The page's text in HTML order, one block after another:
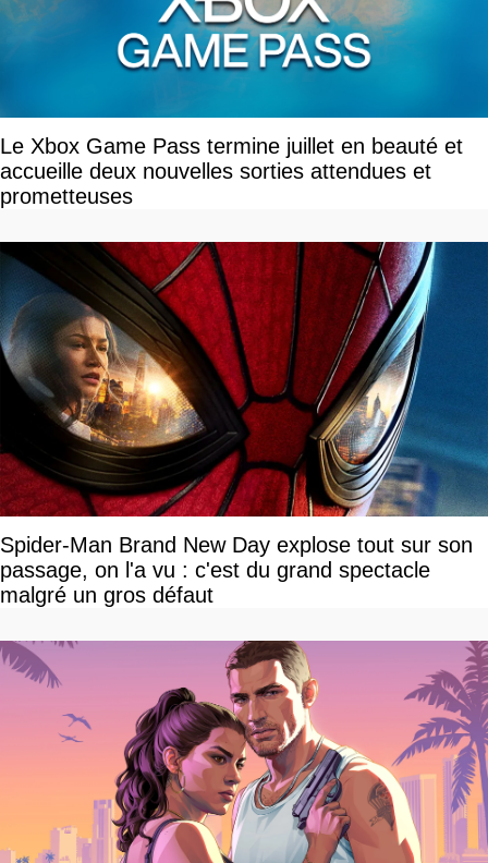
Le Xbox Game Pass termine juillet en beauté et
accueille deux nouvelles sorties attendues et
prometteuses
Spider-Man Brand New Day explose tout sur son
passage, on l'a vu : c'est du grand spectacle
malgré un gros défaut